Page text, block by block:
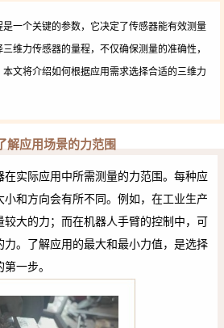
是一个关键的参数，它决定了传感器能有效测量
维力传感器的量程，不仅确保测量的准确性，
文将介绍如何根据应用需求选择合适的三维力
解应用场景的力范围
在实际应用中所需测量的力范围。每种应
小和方向会有所不同。例如，在工业生产
较大的力；而在机器人手臂的控制中，可
力。了解应用的最大和最小力值，是选择
一步。